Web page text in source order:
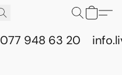
077 948 63 20